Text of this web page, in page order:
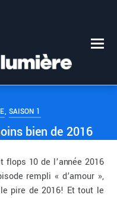
, SAISON 1
bien de 2016
10 de l’année 2016
rempli « d’amour »,
pire de 2016! Et tout le